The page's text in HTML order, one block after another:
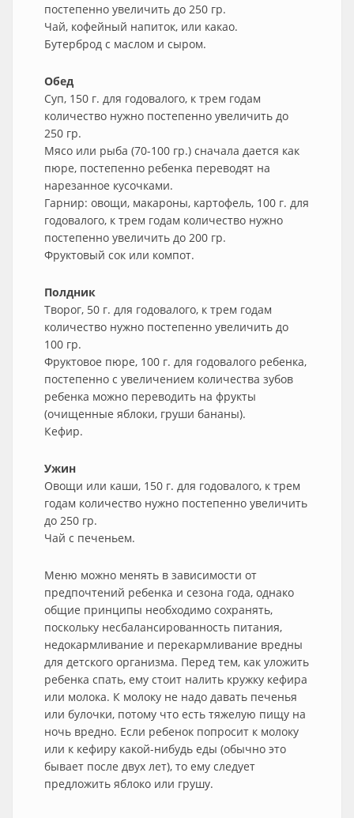
постепенно увеличить до 250 гр.
Чай, кофейный напиток, или какао.
Бутерброд с маслом и сыром.
Обед
Суп, 150 г. для годовалого, к трем годам
количество нужно постепенно увеличить до
250 гр.
Мясо или рыба (70-100 гр.) сначала дается как
пюре, постепенно ребенка переводят на
нарезанное кусочками.
Гарнир: овощи, макароны, картофель, 100 г. для
годовалого, к трем годам количество нужно
постепенно увеличить до 200 гр.
Фруктовый сок или компот.
Полдник
Творог, 50 г. для годовалого, к трем годам
количество нужно постепенно увеличить до
100 гр.
Фруктовое пюре, 100 г. для годовалого ребенка,
постепенно с увеличением количества зубов
ребенка можно переводить на фрукты
(очищенные яблоки, груши бананы).
Кефир.
Ужин
Овощи или каши, 150 г. для годовалого, к трем
годам количество нужно постепенно увеличить
до 250 гр.
Чай с печеньем.
Меню можно менять в зависимости от
предпочтений ребенка и сезона года, однако
общие принципы необходимо сохранять,
поскольку несбалансированность питания,
недокармливание и перекармливание вредны
для детского организма. Перед тем, как уложить
ребенка спать, ему стоит налить кружку кефира
или молока. К молоку не надо давать печенья
или булочки, потому что есть тяжелую пищу на
ночь вредно. Если ребенок попросит к молоку
или к кефиру какой-нибудь еды (обычно это
бывает после двух лет), то ему следует
предложить яблоко или грушу.